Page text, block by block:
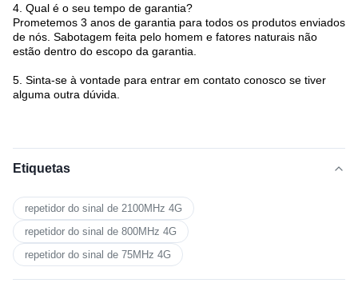
4. Qual é o seu tempo de garantia?
Prometemos 3 anos de garantia para todos os produtos enviados
de nós. Sabotagem feita pelo homem e fatores naturais não
estão dentro do escopo da garantia.
5. Sinta-se à vontade para entrar em contato conosco se tiver
alguma outra dúvida.
Etiquetas
repetidor do sinal de 2100MHz 4G
repetidor do sinal de 800MHz 4G
repetidor do sinal de 75MHz 4G